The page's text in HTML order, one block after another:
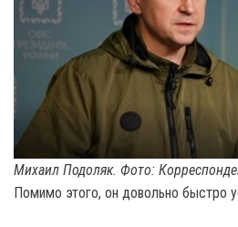
Михаил Подоляк. Фото:
Помимо этого, он довольно быстро